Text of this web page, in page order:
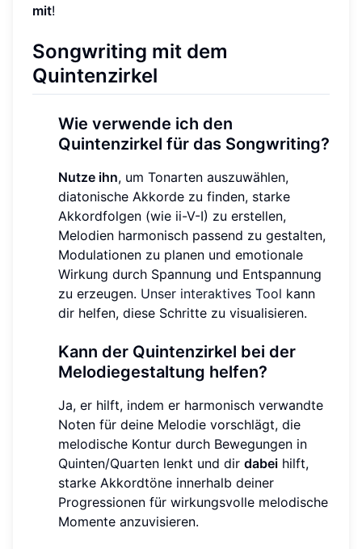
mit!
Songwriting mit dem
Quintenzirkel
Wie verwende ich den
Quintenzirkel für das Songwriting?
Nutze ihn, um Tonarten auszuwählen,
diatonische Akkorde zu finden, starke
Akkordfolgen (wie ii-V-I) zu erstellen,
Melodien harmonisch passend zu gestalten,
Modulationen zu planen und emotionale
Wirkung durch Spannung und Entspannung
zu erzeugen. Unser interaktives Tool kann
dir helfen, diese Schritte zu visualisieren.
Kann der Quintenzirkel bei der
Melodiegestaltung helfen?
Ja, er hilft, indem er harmonisch verwandte
Noten für deine Melodie vorschlägt, die
melodische Kontur durch Bewegungen in
Quinten/Quarten lenkt und dir dabei hilft,
starke Akkordtöne innerhalb deiner
Progressionen für wirkungsvolle melodische
Momente anzuvisieren.